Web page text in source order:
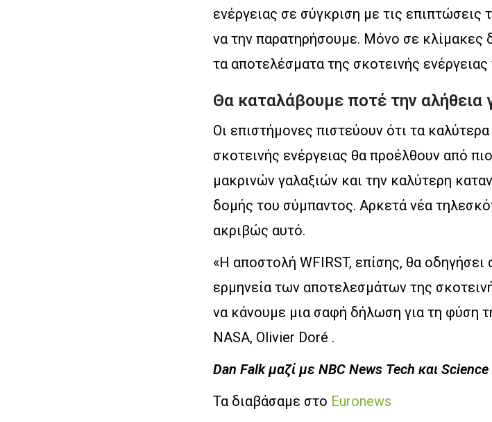
ενέργειας σε σύγκριση με τις επιπτώσεις
να την παρατηρήσουμε. Μόνο σε
τα αποτελέσματα της σκοτεινής ενέργειας
Θα καταλάβουμε ποτέ την αλήθεια
Οι επιστήμονες πιστεύουν ότι τα
σκοτεινής ενέργειας θα προέλθουν από
μακρινών γαλαξιών και την καλύτερη
δομής του σύμπαντος. Αρκετά νέα
ακριβώς αυτό.
«Η αποστολή WFIRST, επίσης, θα οδηγήσει
ερμηνεία των αποτελεσμάτων της
να κάνουμε μια σαφή δήλωση για τη φύση
NASA, Olivier Doré .
Dan Falk μαζί με NBC News Tech και
Τα διαβάσαμε στο Euronews